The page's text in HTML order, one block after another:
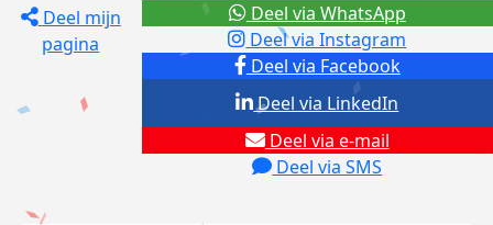
Deel mijn
pagina
Deel via Facebook
Deel via Instagram
Deel via e-mail
Deel via SMS
Deel via LinkedIn
Deel via WhatsApp